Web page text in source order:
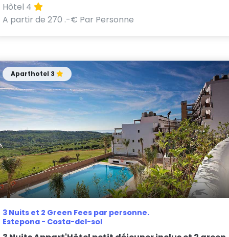
Hôtel 4
A partir de 270 .-€ Par Personne
3 Nuits et 2 Green Fees par personne.
Estepona - Costa-del-sol
Aparthotel 3